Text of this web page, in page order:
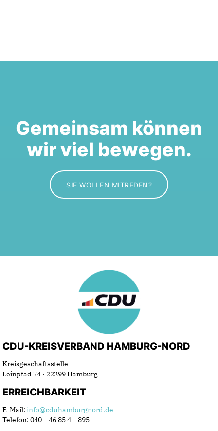
Gemeinsam können
wir viel bewegen.
SIE WOLLEN MITREDEN?
CDU-KREISVERBAND HAMBURG-NORD
Kreisgeschäftsstelle
Leinpfad 74 · 22299 Hamburg
ERREICHBARKEIT
E-Mail: info@cduhamburgnord.de
Telefon: 040 – 46 85 4 – 895